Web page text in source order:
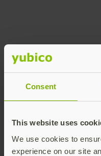
Consent
This website uses
We use cookies to
experience on our site
Share this article: